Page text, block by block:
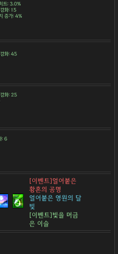
트: 3.0%
화: 15
증가: 4%
화: 45
화: 25
: 6
[이벤트]얼어붙은
황혼의 공명
얼어붙은 영원의 달
빛
[이벤트]빛을 머금
은 이슬